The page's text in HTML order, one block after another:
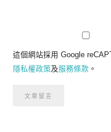
這個網站採用 Google
隱私權政策及服務條款 。